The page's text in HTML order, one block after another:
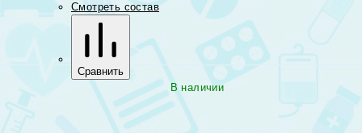
Смотреть состав
Сравнить
В наличии